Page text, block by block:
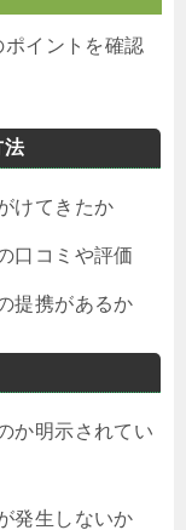
イントを確認
法
けてきたか
口コミや評価
提携があるか
か明示されてい
発生しないか